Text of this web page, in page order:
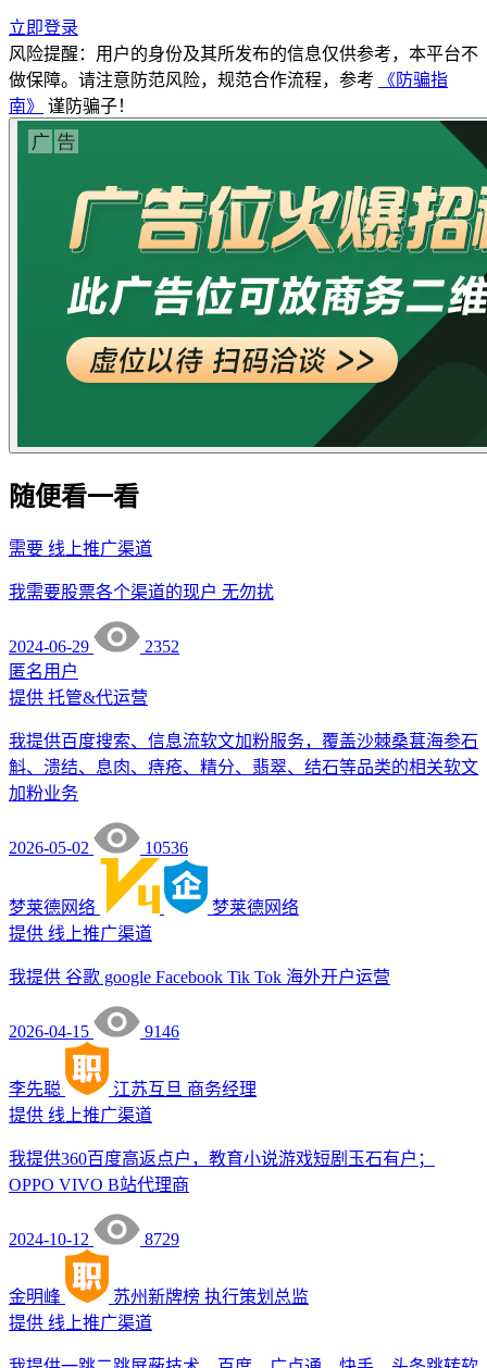
立即登录
风险提醒：用户的身份及其所发布的信息仅供参考，本平台不
做保障。请注意防范风险，规范合作流程，参考
《防骗指
南》
谨防骗子！
随便看一看
需要 线上推广渠道
我需要股票各个渠道的现户 无勿扰
2024-06-29
2352
匿名用户
提供 托管&代运营
我提供百度搜索、信息流软文加粉服务，覆盖沙棘桑葚海参石
斛、溃结、息肉、痔疮、精分、翡翠、结石等品类的相关软文
加粉业务
2026-05-02 10536
梦莱德网络
梦莱德网络
提供 线上推广渠道
我提供 谷歌 google Facebook Tik Tok 海外开户运营
2026-04-15 9146
李先聪 江苏互旦 商务经理
提供 线上推广渠道
我提供360百度高返点户，教育小说游戏短剧玉石有户；
OPPO VIVO B站代理商
2024-10-12 8729
金明峰 苏州新牌榜 执行策划总监
提供 线上推广渠道